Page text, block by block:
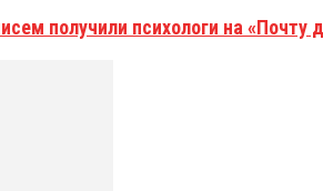
получили психологи на «Почту